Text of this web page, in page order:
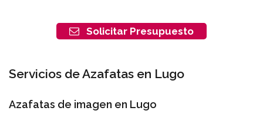
Solicitar Presupuesto
Servicios de Azafatas en Lugo
Azafatas de imagen en Lugo